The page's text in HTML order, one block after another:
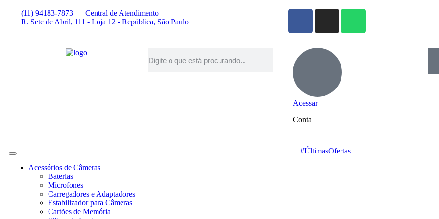
(11) 94183-7873
Central de Atendimento
R. Sete de Abril, 111 - Loja 12 - República, São Paulo
Acessar
Conta
Acessórios de Câmeras
Baterias
Microfones
Carregadores e Adaptadores
Estabilizador para Câmeras
Cartões de Memória
#ÚltimasOfertas